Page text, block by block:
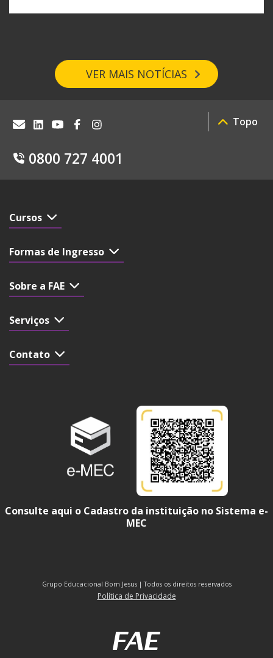
VER MAIS NOTÍCIAS
0800 727 4001
Topo
Cursos
Formas de Ingresso
Sobre a FAE
Serviços
Contato
Consulte aqui o Cadastro da instituição no Sistema e-
MEC
Grupo Educacional Bom Jesus | Todos os direitos reservados
Política de Privacidade